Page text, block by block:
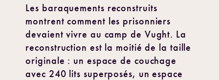
Les baraquements reconstruits
montrent comment les prisonniers
devaient vivre au camp de Vught. La
reconstruction est la moitié de la taille
originale : un espace de couchage
avec 240 lits superposés, un espace